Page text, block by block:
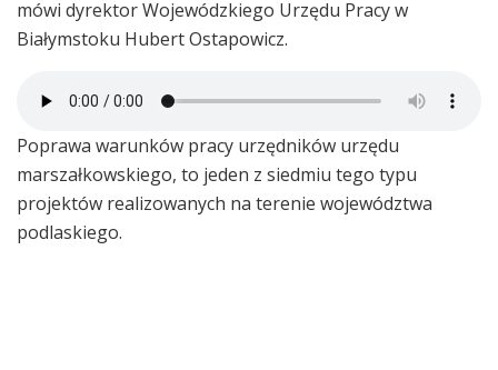
mówi dyrektor Wojewódzkiego Urzędu Pracy w
Białymstoku Hubert Ostapowicz.
Poprawa warunków pracy urzędników urzędu
marszałkowskiego, to jeden z siedmiu tego typu
projektów realizowanych na terenie województwa
podlaskiego.